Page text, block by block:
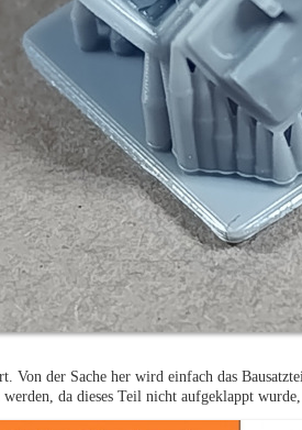
Von der Sache her wird einfach das
da dieses Teil nicht aufgeklappt